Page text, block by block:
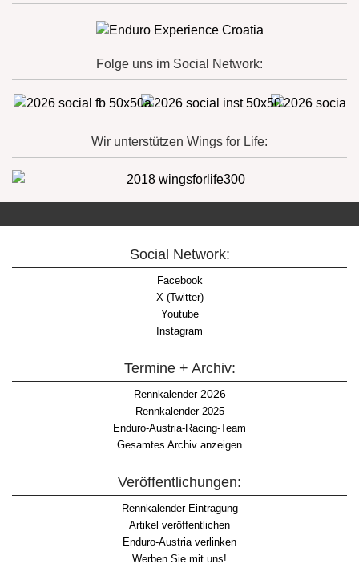
Folge uns im Social Network:
Wir unterstützen Wings for Life:
Social Network:
Facebook
X (Twitter)
Youtube
Instagram
Termine + Archiv:
Rennkalender2026
Rennkalender 2025
Enduro-Austria-Racing-Team
Gesamtes Archiv anzeigen
Veröffentlichungen:
Rennkalender Eintragung
Artikel veröffentlichen
Enduro-Austria verlinken
Werben Sie mit uns!